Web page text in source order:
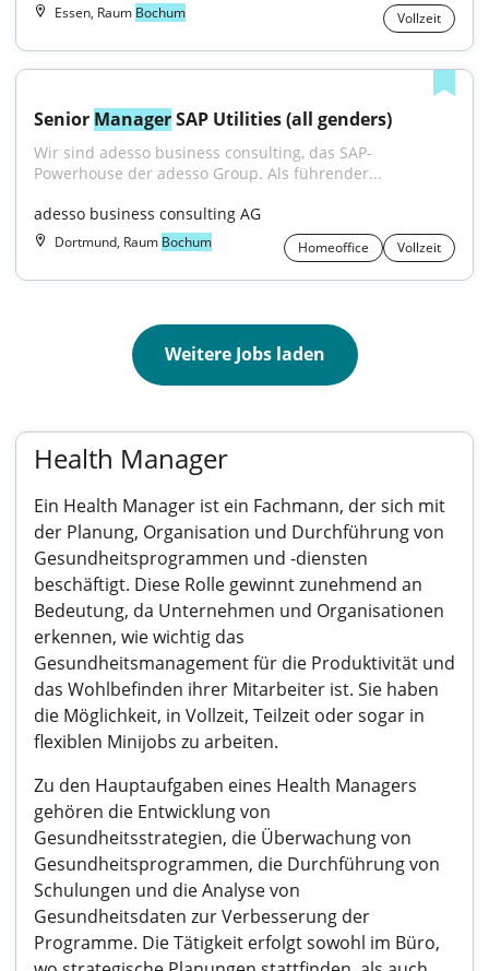
Essen, Raum Bochum Vollzeit
Senior Manager SAP Utilities (all genders)
Wir sind adesso business consulting, das SAP-
Powerhouse der adesso Group. Als führender...
adesso business consulting AG
Dortmund, Raum Bochum Homeoffice Vollzeit
Weitere Jobs laden
Health Manager
Ein Health Manager ist ein Fachmann, der sich mit
der Planung, Organisation und Durchführung von
Gesundheitsprogrammen und -diensten
beschäftigt. Diese Rolle gewinnt zunehmend an
Bedeutung, da Unternehmen und Organisationen
erkennen, wie wichtig das
Gesundheitsmanagement für die Produktivität und
das Wohlbefinden ihrer Mitarbeiter ist. Sie haben
die Möglichkeit, in Vollzeit, Teilzeit oder sogar in
flexiblen Minijobs zu arbeiten.
Zu den Hauptaufgaben eines Health Managers
gehören die Entwicklung von
Gesundheitsstrategien, die Überwachung von
Gesundheitsprogrammen, die Durchführung von
Schulungen und die Analyse von
Gesundheitsdaten zur Verbesserung der
Programme. Die Tätigkeit erfolgt sowohl im Büro,